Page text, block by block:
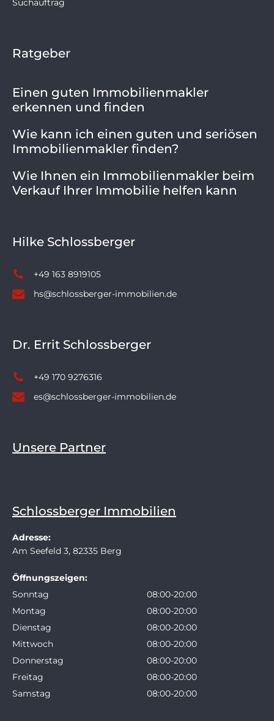
Suchauftrag
Ratgeber
Einen guten Immobilienmakler
erkennen und finden
Wie kann ich einen guten und seriösen
Immobilienmakler finden?
Wie Ihnen ein Immobilienmakler beim
Verkauf Ihrer Immobilie helfen kann
Hilke Schlossberger
+49 163 8919105
hs@schlossberger-immobilien.de
Dr. Errit Schlossberger
+49 170 9276316
es@schlossberger-immobilien.de
Unsere Partner
Schlossberger Immobilien
Adresse:
Am Seefeld 3, 82335 Berg
Öffnungszeigen:
Sonntag
08:00-20:00
Montag
08:00-20:00
Dienstag
08:00-20:00
Mittwoch
08:00-20:00
Donnerstag
08:00-20:00
Freitag
08:00-20:00
Samstag
08:00-20:00